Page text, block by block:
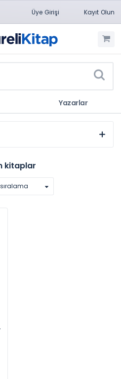
Üye Girişi Kayıt Olun
Yazarlar
kitaplar